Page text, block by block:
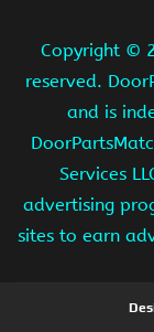
Copyright ©
reserved.
and is
Services
advertising
sites to earn